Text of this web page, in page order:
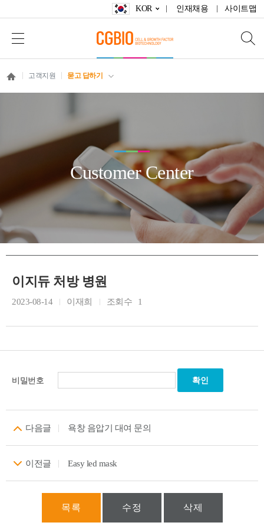
KOR 인재채용 사이트맵
고객지원 묻고 답하기
Customer Center
이지듀 처방 병원
2023-08-14 이재희 조회수 1
비밀번호
다음글 욕창 음압기 대여 문의
이전글 Easy led mask
목록 수정 삭제